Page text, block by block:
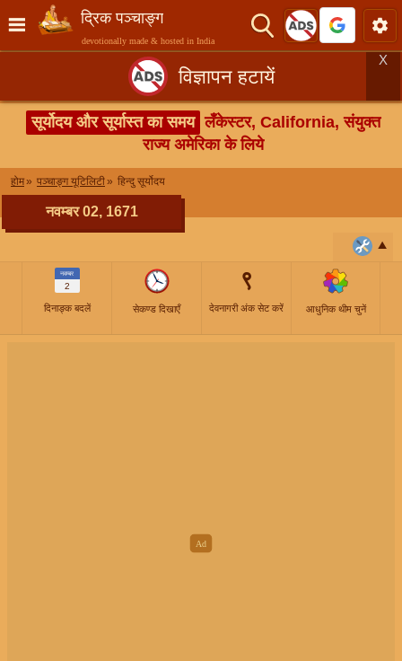
द्रिक पञ्चाङ्ग
devotionally made & hosted in India
विज्ञापन हटायें
X
सूर्योदय और सूर्यास्त का समय लँकेस्टर, California, संयुक्त
राज्य अमेरिका के लिये
होम पञ्चाङ्ग यूटिलिटी हिन्दु सूर्योदय
नवम्बर 02, 1671
नवम्बर
2
दिनाङ्क बदलें सेकण्ड दिखाएँ
९
देवनागरी अंक सेट करें आधुनिक थीम चुनें